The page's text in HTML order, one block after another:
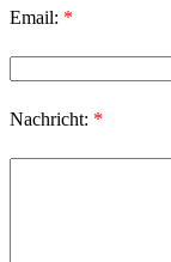
Email: *
Nachricht: *